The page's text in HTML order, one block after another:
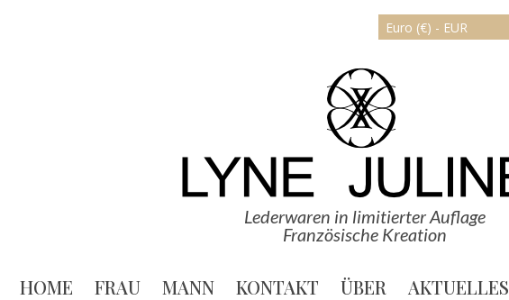
Euro (€) - EUR
Lederwaren in limitierter Auflage
Französische Kreation
HOME FRAU MANN KONTAKT ÜBER AKTUELLES